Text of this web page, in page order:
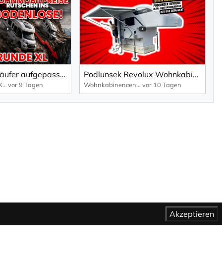
Wohnmobil-Käufer aufgepasst: Jetzt beginnt die spannendste Phase!
REISEMOBILE-MKK.DEvor 9 Tagen
Podlunsek Revolux Wohnkabinen sind jetzt offiziell im Wohnkabinencenter bestellbar.
Wohnkabinencenter vor 10 Tagen
Akzeptieren